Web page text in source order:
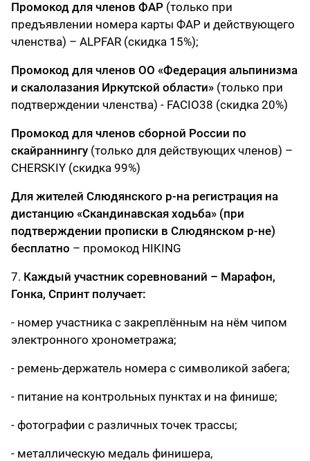
Промокод для членов ФАР (только при
предъявлении номера карты ФАР и действующего
членства) – ALPFAR (скидка 15%);
Промокод для членов ОО «Федерация альпинизма
и скалолазания Иркутской области» (только при
подтверждении членства) - FACIO38 (скидка 20%)
Промокод для членов сборной России по
скайраннингу (только для действующих членов) –
CHERSKIY (скидка 99%)
Для жителей Слюдянского р-на регистрация на
дистанцию «Скандинавская ходьба» (при
подтверждении прописки в Слюдянском р-не)
бесплатно – промокод HIKING
7. Каждый участник соревнований – Марафон,
Гонка, Спринт получает:
- номер участника с закреплённым на нём чипом
электронного хронометража;
- ремень-держатель номера с символикой забега;
- питание на контрольных пунктах и на финише;
- фотографии с различных точек трассы;
- металлическую медаль финишера,